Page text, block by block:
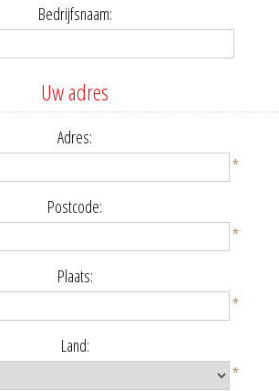
Bedrijfsnaam:
Uw adres
Adres:
*
Postcode:
*
Plaats:
*
Land:
*